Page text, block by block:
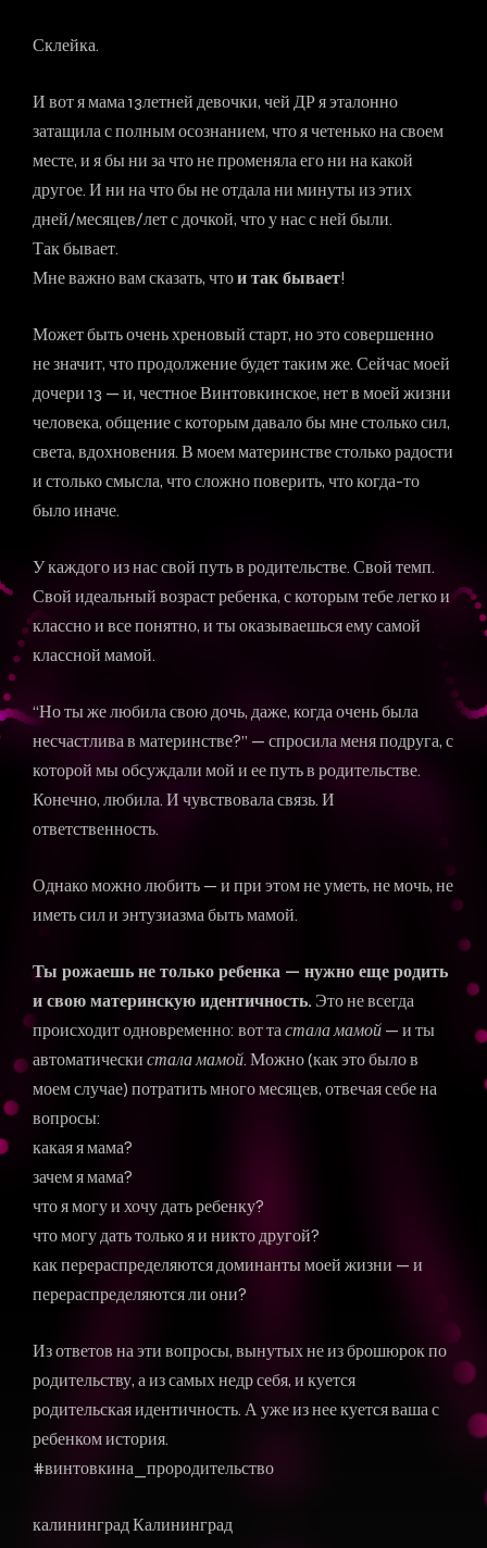
Склейка.
И вот я мама 13летней девочки, чей ДР я эталонно
затащила с полным осознанием, что я четенько на своем
месте, и я бы ни за что не променяла его ни на какой
другое. И ни на что бы не отдала ни минуты из этих
дней/месяцев/лет с дочкой, что у нас с ней были.
Так бывает.
Мне важно вам сказать, чтои так бывает!
Может быть очень хреновый старт, но это совершенно
не значит, что продолжение будет таким же. Сейчас моей
дочери 13 — и, честное Винтовкинское, нет в моей жизни
человека, общение с которым давало бы мне столько сил,
света, вдохновения. В моем материнстве столько радости
и столько смысла, что сложно поверить, что когда-то
было иначе.
У каждого из нас свой путь в родительстве. Свой темп.
Свой идеальный возраст ребенка, с которым тебе легко и
классно и все понятно, и ты оказываешься ему самой
классной мамой.
“Но ты же любила свою дочь, даже, когда очень была
несчастлива в материнстве?” — спросила меня подруга, с
которой мы обсуждали мой и ее путь в родительстве.
Конечно, любила. И чувствовала связь. И
ответственность.
Однако можно любить — и при этом не уметь, не мочь, не
иметь сил и энтузиазма быть мамой.
Ты рожаешь не только ребенка — нужно еще родить
и свою материнскую идентичность. Это не всегда
происходит одновременно: вот тастала мамой — и ты
автоматически стала мамой. Можно (как это было в
моем случае) потратить много месяцев, отвечая себе на
вопросы:
какая я мама?
зачем я мама?
что я могу и хочу дать ребенку?
что могу дать только я и никто другой?
как перераспределяются доминанты моей жизни — и
перераспределяются ли они?
Из ответов на эти вопросы, вынутых не из брошюрок по
родительству, а из самых недр себя, и куется
родительская идентичность. А уже из нее куется ваша с
ребенком история.
#винтовкина_прородительство
калининград Калининград